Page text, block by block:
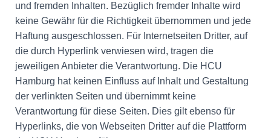
und fremden Inhalten. Bezüglich fremder Inhalte wird
keine Gewähr für die Richtigkeit übernommen und jede
Haftung ausgeschlossen. Für Internetseiten Dritter, auf
die durch Hyperlink verwiesen wird, tragen die
jeweiligen Anbieter die Verantwortung. Die HCU
Hamburg hat keinen Einfluss auf Inhalt und Gestaltung
der verlinkten Seiten und übernimmt keine
Verantwortung für diese Seiten. Dies gilt ebenso für
Hyperlinks, die von Webseiten Dritter auf die Plattform